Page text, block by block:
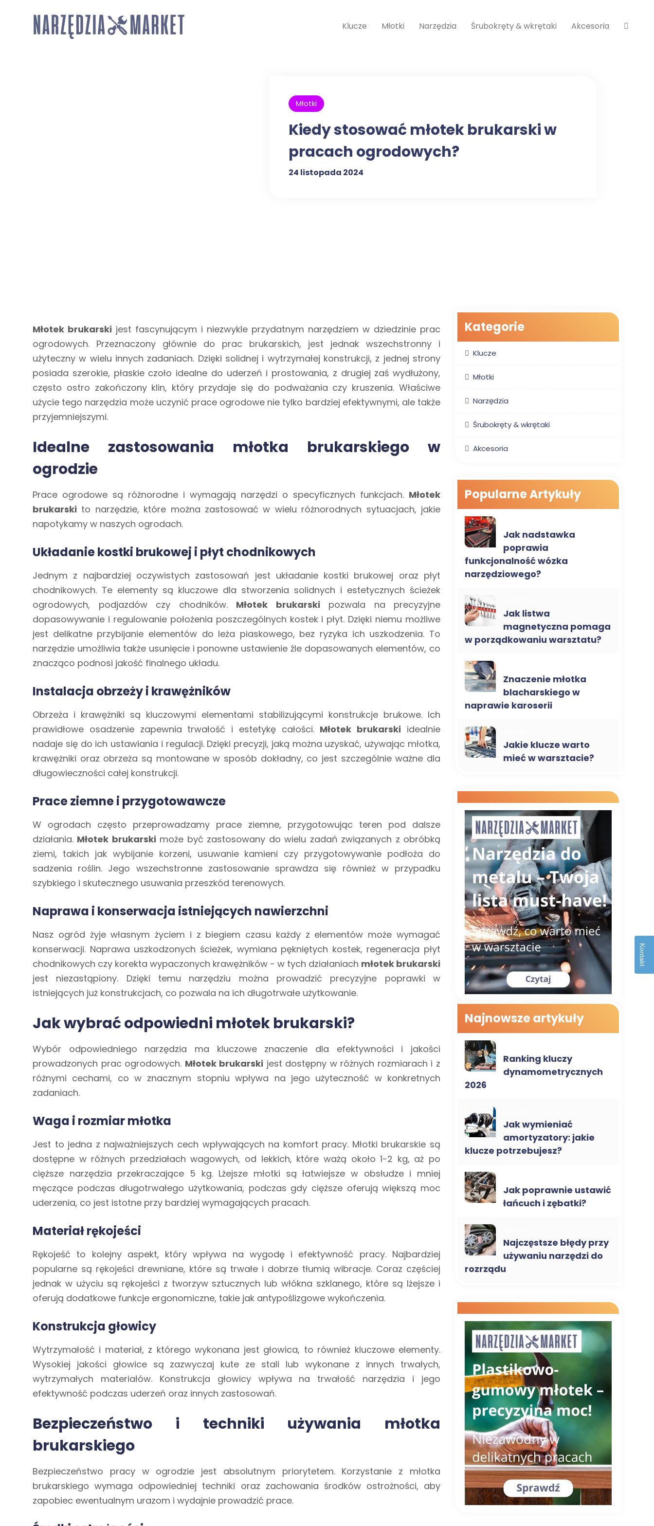
Klucze Młotki Narzędzia Śrubokręty & wkrętaki Akcesoria
Młotki
Kiedy stosować młotek brukarski w
pracach ogrodowych?
24 listopada 2024
Młotek brukarski jest fascynującym i niezwykle przydatnym narzędziem w dziedzinie prac
ogrodowych. Przeznaczony głównie do prac brukarskich, jest jednak wszechstronny i
użyteczny w wielu innych zadaniach. Dzięki solidnej i wytrzymałej konstrukcji, z jednej strony
posiada szerokie, płaskie czoło idealne do uderzeń i prostowania, z drugiej zaś wydłużony,
często ostro zakończony klin, który przydaje się do podważania czy kruszenia. Właściwe
użycie tego narzędzia może uczynić prace ogrodowe nie tylko bardziej efektywnymi, ale także
przyjemniejszymi.
Idealne zastosowania młotka brukarskiego w
ogrodzie
Prace ogrodowe są różnorodne i wymagają narzędzi o specyficznych funkcjach. Młotek
brukarski to narzędzie, które można zastosować w wielu różnorodnych sytuacjach, jakie
napotykamy w naszych ogrodach.
Układanie kostki brukowej i płyt chodnikowych
Jednym z najbardziej oczywistych zastosowań jest układanie kostki brukowej oraz płyt
chodnikowych. Te elementy są kluczowe dla stworzenia solidnych i estetycznych ścieżek
ogrodowych, podjazdów czy chodników. Młotek brukarski pozwala na precyzyjne
dopasowywanie i regulowanie położenia poszczególnych kostek i płyt. Dzięki niemu możliwe
jest delikatne przybijanie elementów do leża piaskowego, bez ryzyka ich uszkodzenia. To
narzędzie umożliwia także usunięcie i ponowne ustawienie źle dopasowanych elementów, co
znacząco podnosi jakość finalnego układu.
Instalacja obrzeży i krawężników
Obrzeża i krawężniki są kluczowymi elementami stabilizującymi konstrukcje brukowe. Ich
prawidłowe osadzenie zapewnia trwałość i estetykę całości. Młotek brukarski idealnie
nadaje się do ich ustawiania i regulacji. Dzięki precyzji, jaką można uzyskać, używając młotka,
krawężniki oraz obrzeża są montowane w sposób dokładny, co jest szczególnie ważne dla
długowieczności całej konstrukcji.
Prace ziemne i przygotowawcze
W ogrodach często przeprowadzamy prace ziemne, przygotowując teren pod dalsze
działania. Młotek brukarski może być zastosowany do wielu zadań związanych z obróbką
ziemi, takich jak wybijanie korzeni, usuwanie kamieni czy przygotowywanie podłoża do
sadzenia roślin. Jego wszechstronne zastosowanie sprawdza się również w przypadku
szybkiego i skutecznego usuwania przeszkód terenowych.
Naprawa i konserwacja istniejących nawierzchni
Nasz ogród żyje własnym życiem i z biegiem czasu każdy z elementów może wymagać
konserwacji. Naprawa uszkodzonych ścieżek, wymiana pękniętych kostek, regeneracja płyt
chodnikowych czy korekta wypaczonych krawężników - w tych działaniach młotek brukarski
jest niezastąpiony. Dzięki temu narzędziu można prowadzić precyzyjne poprawki w
istniejących już konstrukcjach, co pozwala na ich długotrwałe użytkowanie.
Jak wybrać odpowiedni młotek brukarski?
Wybór odpowiedniego narzędzia ma kluczowe znaczenie dla efektywności i jakości
prowadzonych prac ogrodowych. Młotek brukarski jest dostępny w różnych rozmiarach i z
różnymi cechami, co w znacznym stopniu wpływa na jego użyteczność w konkretnych
zadaniach.
Waga i rozmiar młotka
Jest to jedna z najważniejszych cech wpływających na komfort pracy. Młotki brukarskie są
dostępne w różnych przedziałach wagowych, od lekkich, które ważą około 1-2 kg, aż po
cięższe narzędzia przekraczające 5 kg. Lżejsze młotki są łatwiejsze w obsłudze i mniej
męczące podczas długotrwałego użytkowania, podczas gdy cięższe oferują większą moc
uderzenia, co jest istotne przy bardziej wymagających pracach.
Materiał rękojeści
Rękojeść to kolejny aspekt, który wpływa na wygodę i efektywność pracy. Najbardziej
popularne są rękojeści drewniane, które są trwałe i dobrze tłumią wibracje. Coraz częściej
jednak w użyciu są rękojeści z tworzyw sztucznych lub włókna szklanego, które są lżejsze i
oferują dodatkowe funkcje ergonomiczne, takie jak antypoślizgowe wykończenia.
Konstrukcja głowicy
Wytrzymałość i materiał, z którego wykonana jest głowica, to również kluczowe elementy.
Wysokiej jakości głowice są zazwyczaj kute ze stali lub wykonane z innych trwałych,
wytrzymałych materiałów. Konstrukcja głowicy wpływa na trwałość narzędzia i jego
efektywność podczas uderzeń oraz innych zastosowań.
Bezpieczeństwo i techniki używania młotka
brukarskiego
Bezpieczeństwo pracy w ogrodzie jest absolutnym priorytetem. Korzystanie z młotka
brukarskiego wymaga odpowiedniej techniki oraz zachowania środków ostrożności, aby
zapobiec ewentualnym urazom i wydajnie prowadzić prace.
Kategorie
Klucze
Młotki
Narzędzia
Śrubokręty & wkrętaki
Akcesoria
Popularne Artykuły
Jak nadstawka
poprawia
funkcjonalność wózka
narzędziowego?
Jak listwa
magnetyczna pomaga
w porządkowaniu warsztatu?
Znaczenie młotka
blacharskiego w
naprawie karoserii
Jakie klucze warto
mieć w warsztacie?
Najnowsze artykuły
Ranking kluczy
dynamometrycznych
2026
Jak wymieniać
amortyzatory: jakie
klucze potrzebujesz?
Jak poprawnie ustawić
łańcuch i zębatki?
Najczęstsze błędy przy
używaniu narzędzi do
rozrządu
Kontakt